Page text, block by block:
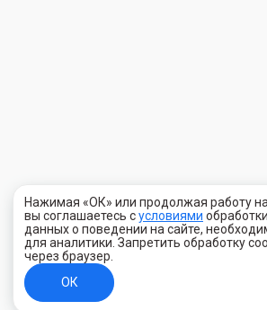
Нажимая «ОК» или продолжая работу на
вы соглашаетесь сусловиями
данных о поведении на сайте,
для аналитики. Запретить обработку
через браузер.
ОК